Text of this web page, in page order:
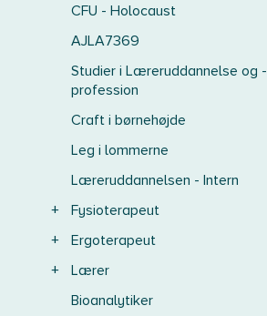
CFU - Holocaust
AJLA7369
Studier i Læreruddannelse og -
profession
Craft i børnehøjde
Leg i lommerne
Læreruddannelsen - Intern
+
Fysioterapeut
+
Ergoterapeut
+
Lærer
Bioanalytiker